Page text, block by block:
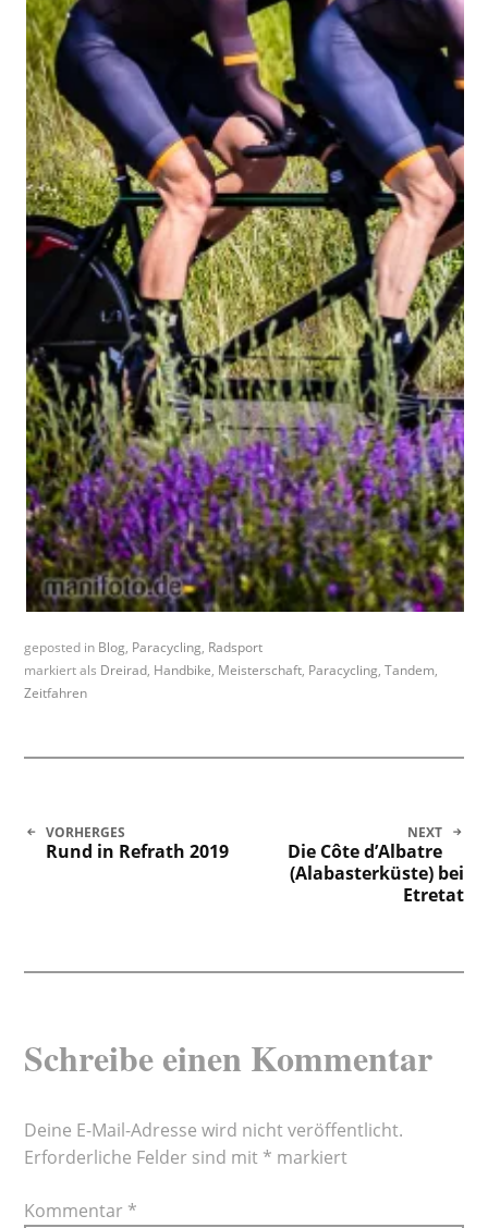
geposted in Blog, Paracycling, Radsport
markiert als Dreirad, Handbike, Meisterschaft, Paracycling,Tandem,
Zeitfahren
Beitragsnavigation
VORHERGES
Rund in Refrath 2019
NEXT
Die Côte d’Albatre
(Alabasterküste) bei
Etretat
Schreibe einen Kommentar
Deine E-Mail-Adresse wird nicht veröffentlicht.
Erforderliche Felder sind mit * markiert
Kommentar *